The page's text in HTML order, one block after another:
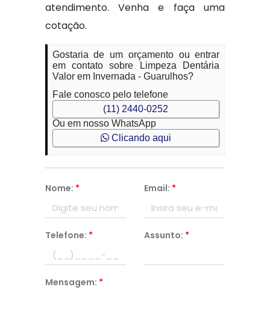
atendimento. Venha e faça uma
cotação.
Gostaria de um orçamento ou entrar
em contato sobre Limpeza Dentária
Valor em Invernada - Guarulhos?
Fale conosco pelo telefone
(11) 2440-0252
Ou em nosso WhatsApp
Clicando aqui
Nome: * Email: *
Telefone: * Assunto: *
Mensagem: *